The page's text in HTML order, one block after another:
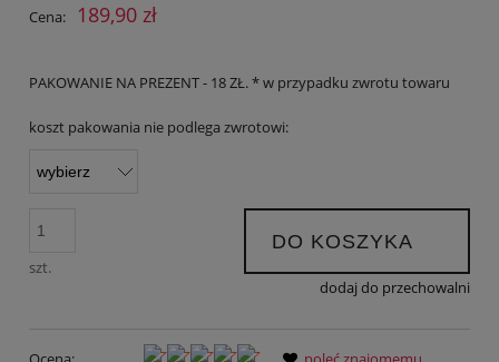
Cena: 189,90 zł
PAKOWANIE NA PREZENT - 18 ZŁ. * w przypadku zwrotu towaru
koszt pakowania nie podlega zwrotowi:
szt.
DO KOSZYKA
dodaj do przechowalni